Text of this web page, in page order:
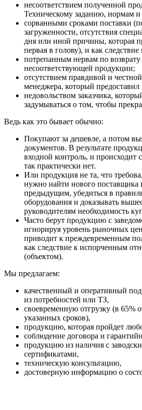
несоответствием полученной
Техническому заданию, нормам и
сорванными сроками поставки
загруженности, отсутствия
дня или иной причины, которая
первая в голову), и как следствие
потрепанным нервам по
несоответствующей продукции;
отсутствием правдивой и
менеджера, который предоставил
недовольством заказчика,
задумываться о том, чтобы
Ведь как это бывает обычно:
Покупают за дешевле, а потом
документов. В результате
входной контроль, и происходит
так практически нет.
Или продукция не та, что
нужно найти нового поставщика
предыдущим, убедиться в
оборудования и доказывать
руководителям необходимость
Часто берут продукцию с
игнорируя уровень рыночных
приводит к преждевременным
как следствие к испорченным
(объектом).
Мы предлагаем:
качественный и оперативный
из потребностей или ТЗ,
своевременную отгрузку (в 65%
указанных сроков),
продукцию, которая пройдет
соблюдение договора и
продукцию из наличия с
сертификатами,
техническую консультацию,
достоверную информацию о